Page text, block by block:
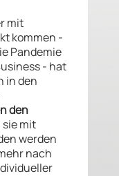
mit
kommen -
Pandemie
- hat
in den
den
mit
werden
nach